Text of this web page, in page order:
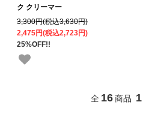
ク クリーマー
3,300円(税込3,630円)
2,475円(税込2,723円)
25%OFF!!
全 16 商品 1